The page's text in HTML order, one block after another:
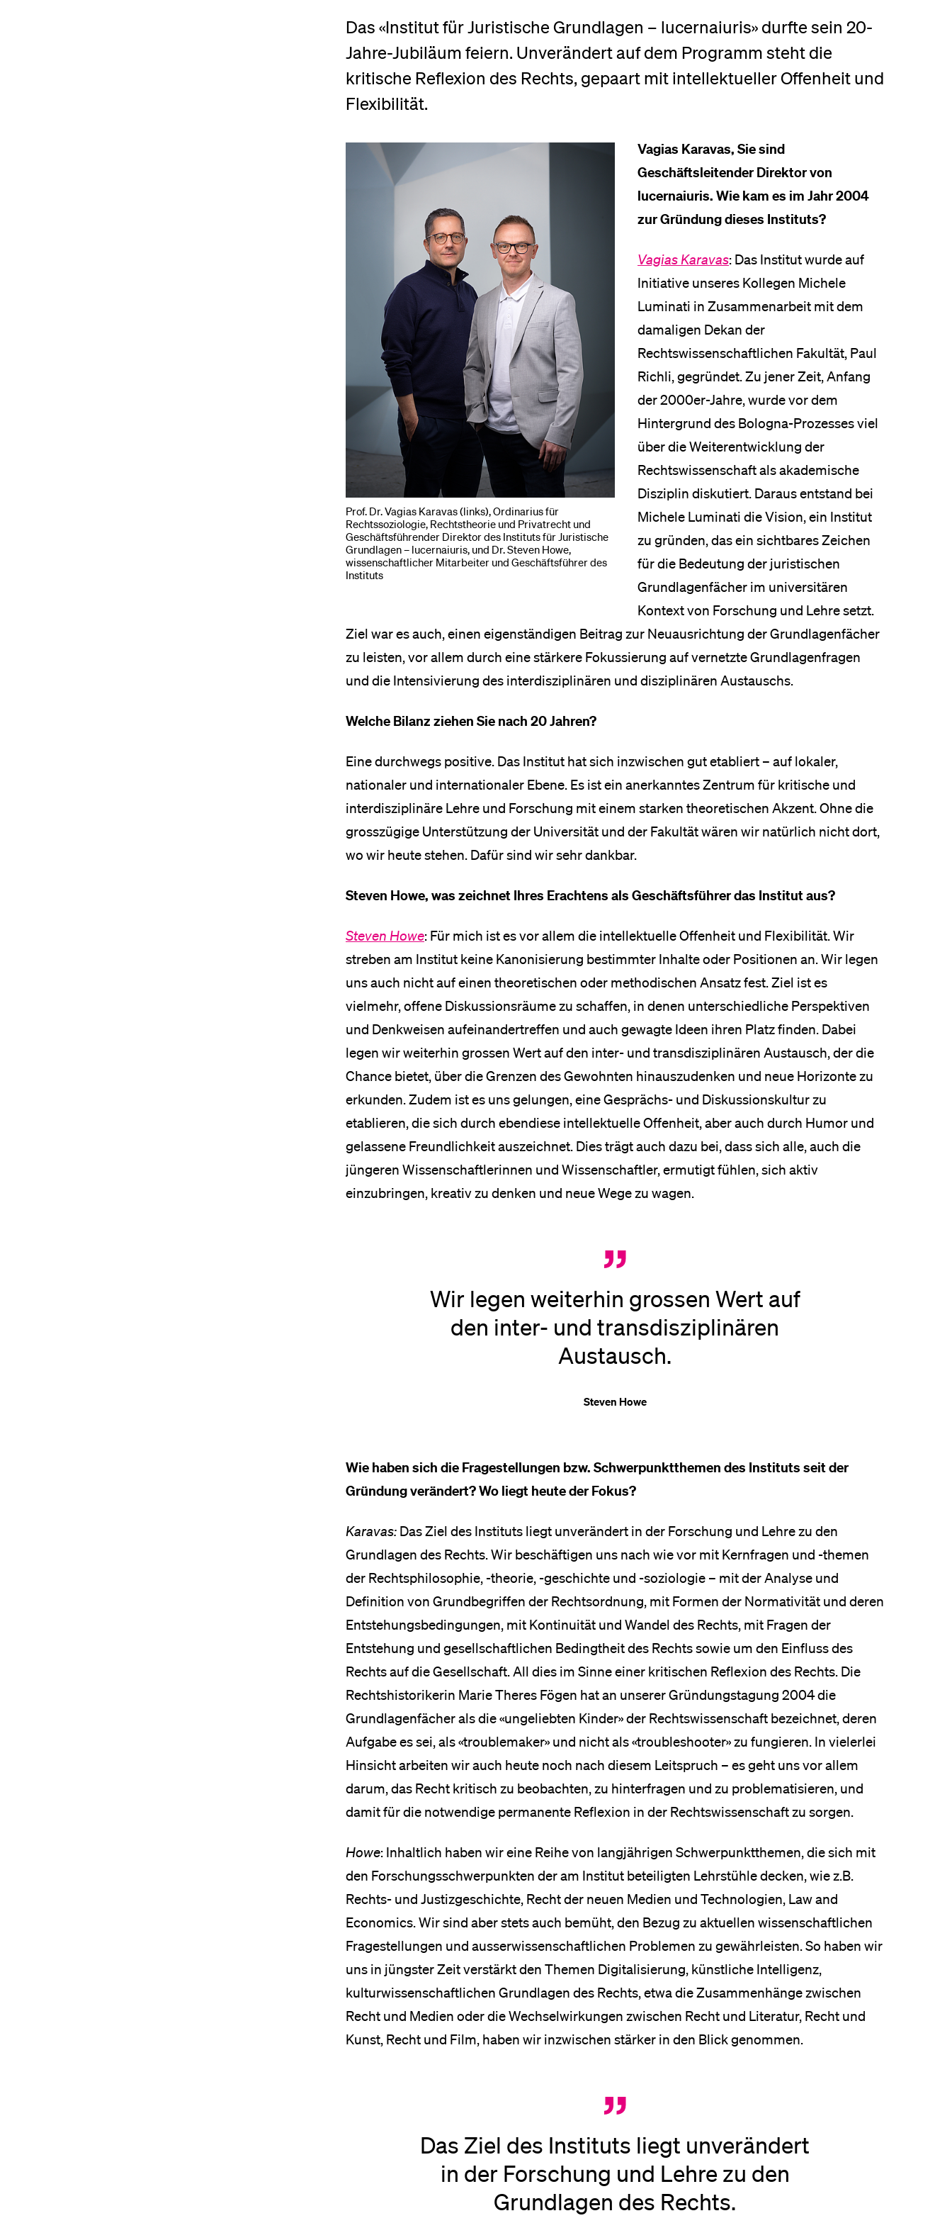
Das «Institut für Juristische Grundlagen – lucernaiuris» durfte sein 20-
Jahre-Jubiläum feiern. Unverändert auf dem Programm steht die
kritische Reflexion des Rechts, gepaart mit intellektueller Offenheit und
Flexibilität.
Prof. Dr. Vagias Karavas (links), Ordinarius für
Rechtssoziologie, Rechtstheorie und Privatrecht und
Geschäftsführender Direktor des Instituts für Juristische
Grundlagen – lucernaiuris, und Dr. Steven Howe,
wissenschaftlicher Mitarbeiter und Geschäftsführer des
Instituts
Vagias Karavas, Sie sind
Geschäftsleitender Direktor von
lucernaiuris. Wie kam es im Jahr 2004
zur Gründung dieses Instituts?
Vagias Karavas: Das Institut wurde auf
Initiative unseres Kollegen Michele
Luminati in Zusammenarbeit mit dem
damaligen Dekan der
Rechtswissenschaftlichen Fakultät, Paul
Richli, gegründet. Zu jener Zeit, Anfang
der 2000er-Jahre, wurde vor dem
Hintergrund des Bologna-Prozesses viel
über die Weiterentwicklung der
Rechtswissenschaft als akademische
Disziplin diskutiert. Daraus entstand bei
Michele Luminati die Vision, ein Institut
zu gründen, das ein sichtbares Zeichen
für die Bedeutung der juristischen
Grundlagenfächer im universitären
Kontext von Forschung und Lehre setzt.
Ziel war es auch, einen eigenständigen Beitrag zur Neuausrichtung der Grundlagenfächer
zu leisten, vor allem durch eine stärkere Fokussierung auf vernetzte Grundlagenfragen
und die Intensivierung des interdisziplinären und disziplinären Austauschs.
Welche Bilanz ziehen Sie nach 20 Jahren?
Eine durchwegs positive. Das Institut hat sich inzwischen gut etabliert – auf lokaler,
nationaler und internationaler Ebene. Es ist ein anerkanntes Zentrum für kritische und
interdisziplinäre Lehre und Forschung mit einem starken theoretischen Akzent. Ohne die
grosszügige Unterstützung der Universität und der Fakultät wären wir natürlich nicht dort,
wo wir heute stehen. Dafür sind wir sehr dankbar.
Steven Howe, was zeichnet Ihres Erachtens als Geschäftsführer das Institut aus?
Steven Howe: Für mich ist es vor allem die intellektuelle Offenheit und Flexibilität. Wir
streben am Institut keine Kanonisierung bestimmter Inhalte oder Positionen an. Wir legen
uns auch nicht auf einen theoretischen oder methodischen Ansatz fest. Ziel ist es
vielmehr, offene Diskussionsräume zu schaffen, in denen unterschiedliche Perspektiven
und Denkweisen aufeinandertreffen und auch gewagte Ideen ihren Platz finden. Dabei
legen wir weiterhin grossen Wert auf den inter- und transdisziplinären Austausch, der die
Chance bietet, über die Grenzen des Gewohnten hinauszudenken und neue Horizonte zu
erkunden. Zudem ist es uns gelungen, eine Gesprächs- und Diskussionskultur zu
etablieren, die sich durch ebendiese intellektuelle Offenheit, aber auch durch Humor und
gelassene Freundlichkeit auszeichnet. Dies trägt auch dazu bei, dass sich alle, auch die
jüngeren Wissenschaftlerinnen und Wissenschaftler, ermutigt fühlen, sich aktiv
einzubringen, kreativ zu denken und neue Wege zu wagen.
Wir legen weiterhin grossen Wert auf
den inter- und transdisziplinären
Austausch.
Steven Howe
Wie haben sich die Fragestellungen bzw. Schwerpunktthemen des Instituts seit der
Gründung verändert? Wo liegt heute der Fokus?
Karavas: Das Ziel des Instituts liegt unverändert in der Forschung und Lehre zu den
Grundlagen des Rechts. Wir beschäftigen uns nach wie vor mit Kernfragen und -themen
der Rechtsphilosophie, -theorie, -geschichte und -soziologie – mit der Analyse und
Definition von Grundbegriffen der Rechtsordnung, mit Formen der Normativität und deren
Entstehungsbedingungen, mit Kontinuität und Wandel des Rechts, mit Fragen der
Entstehung und gesellschaftlichen Bedingtheit des Rechts sowie um den Einfluss des
Rechts auf die Gesellschaft. All dies im Sinne einer kritischen Reflexion des Rechts. Die
Rechtshistorikerin Marie Theres Fögen hat an unserer Gründungstagung 2004 die
Grundlagenfächer als die «ungeliebten Kinder» der Rechtswissenschaft bezeichnet, deren
Aufgabe es sei, als «troublemaker» und nicht als «troubleshooter» zu fungieren. In vielerlei
Hinsicht arbeiten wir auch heute noch nach diesem Leitspruch – es geht uns vor allem
darum, das Recht kritisch zu beobachten, zu hinterfragen und zu problematisieren, und
damit für die notwendige permanente Reflexion in der Rechtswissenschaft zu sorgen.
Howe: Inhaltlich haben wir eine Reihe von langjährigen Schwerpunktthemen, die sich mit
den Forschungsschwerpunkten der am Institut beteiligten Lehrstühle decken, wie z.B.
Rechts- und Justizgeschichte, Recht der neuen Medien und Technologien, Law and
Economics. Wir sind aber stets auch bemüht, den Bezug zu aktuellen wissenschaftlichen
Fragestellungen und ausserwissenschaftlichen Problemen zu gewährleisten. So haben wir
uns in jüngster Zeit verstärkt den Themen Digitalisierung, künstliche Intelligenz,
kulturwissenschaftlichen Grundlagen des Rechts, etwa die Zusammenhänge zwischen
Recht und Medien oder die Wechselwirkungen zwischen Recht und Literatur, Recht und
Kunst, Recht und Film, haben wir inzwischen stärker in den Blick genommen.
Das Ziel des Instituts liegt unverändert
in der Forschung und Lehre zu den
Grundlagen des Rechts.
Mitarbeitende
Alumni
Stellensuchende
Förderer
Medien